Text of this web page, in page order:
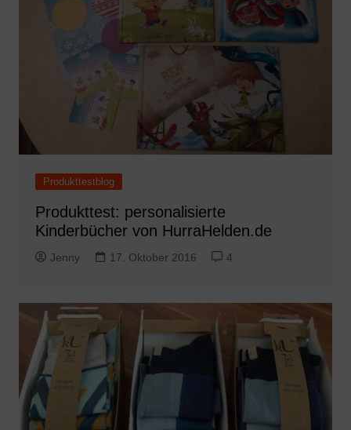
Produkttestblog
Produkttest: personalisierte
Kinderbücher von HurraHelden.de
Jenny 17. Oktober 2016 4